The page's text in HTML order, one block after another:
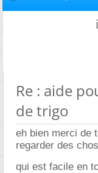
Re : aide
de trigo
eh bien merci de
regarder des
qui est facile en